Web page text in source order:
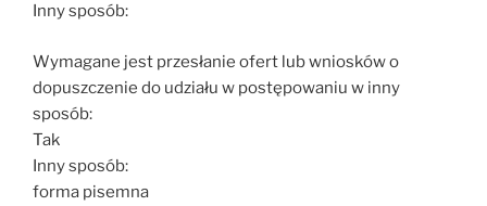
Inny sposób:
Wymagane jest przesłanie ofert lub wniosków o
dopuszczenie do udziału w postępowaniu w inny
sposób:
Tak
Inny sposób:
forma pisemna